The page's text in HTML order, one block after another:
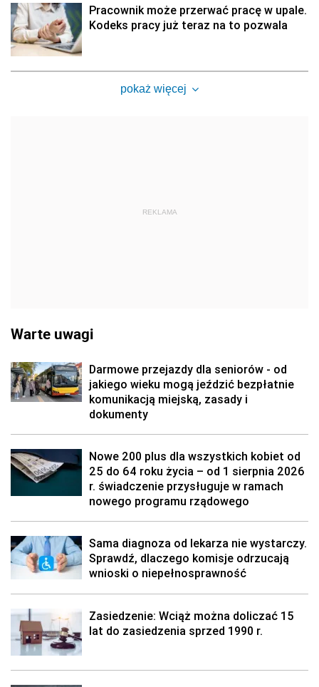
Pracownik może przerwać pracę w upale.
Kodeks pracy już teraz na to pozwala
pokaż więcej
REKLAMA
Warte uwagi
Darmowe przejazdy dla seniorów - od
jakiego wieku mogą jeździć bezpłatnie
komunikacją miejską, zasady i
dokumenty
Nowe 200 plus dla wszystkich kobiet od
25 do 64 roku życia – od 1 sierpnia 2026
r. świadczenie przysługuje w ramach
nowego programu rządowego
Sama diagnoza od lekarza nie wystarczy.
Sprawdź, dlaczego komisje odrzucają
wnioski o niepełnosprawność
Zasiedzenie: Wciąż można doliczać 15
lat do zasiedzenia sprzed 1990 r.